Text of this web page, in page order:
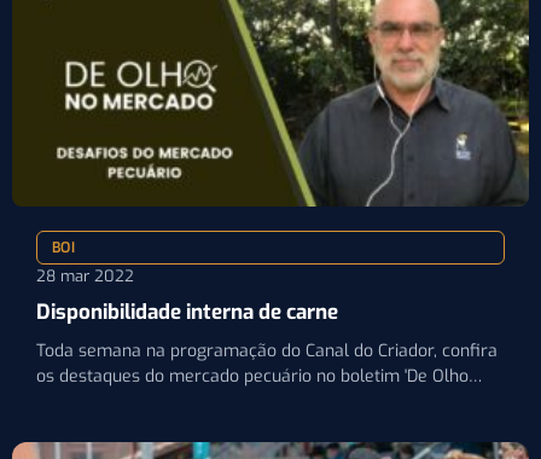
BOI
28 mar 2022
Disponibilidade interna de carne
Toda semana na programação do Canal do Criador, confira
os destaques do mercado pecuário no boletim 'De Olho…